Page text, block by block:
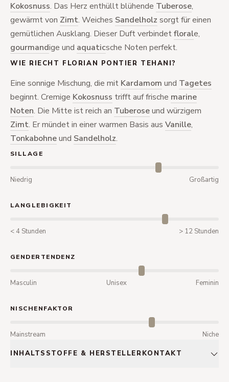
Kokosnuss. Das Herz enthüllt blühende Tuberose,
gewärmt von Zimt. Weiches Sandelholz sorgt für einen
gemütlichen Ausklang. Dieser Duft verbindetflorale,
gourmandige und aquaticsche Noten perfekt.
WIE RIECHT FLORIAN PONTIER TEHANI?
Eine sonnige Mischung, die mit Kardamom und Tagetes
beginnt. Cremige Kokosnuss trifft auf frische marine
Noten. Die Mitte ist reich an Tuberoseund würzigem
Zimt. Er mündet in einer warmen Basis aus Vanille,
Tonkabohneund Sandelholz.
SILLAGE
Niedrig Großartig
LANGLEBIGKEIT
< 4 Stunden > 12 Stunden
GENDERTENDENZ
Masculin Unisex Feminin
NISCHENFAKTOR
Mainstream Niche
INHALTSSTOFFE & HERSTELLERKONTAKT